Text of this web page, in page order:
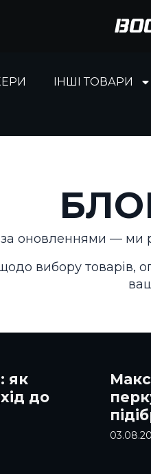
ІНШІ ТОВАРИ
за оновленнями — ми
вибору товарів,
як
до